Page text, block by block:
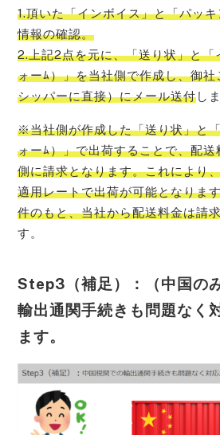
1.頂いた「インボイス」と「パッ
情報の確認。
2.上記2点を元に、「送り状」と「
ォーﾑ）」を当社側で作成し、御
シッパーに直接）にメール送付し
※当社側が作成した「送り状」と
ォーﾑ）」で出荷することで、配
側に請求となります。これにより
適用レートで出荷が可能となりま
件のもと、当社から配送料金は請
す。
Step3（補足）：（中国の
輸出通関手続きも問題なく
ます。